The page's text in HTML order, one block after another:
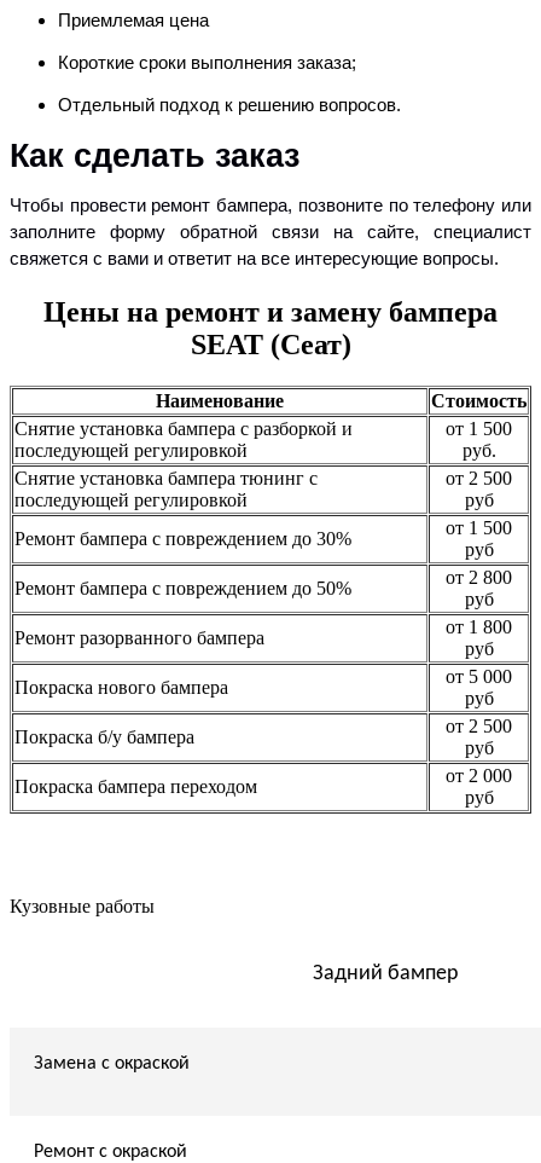
Приемлемая цена
Короткие сроки выполнения заказа;
Отдельный подход к решению вопросов.
Как сделать заказ
Чтобы провести ремонт бампера, позвоните по телефону или
заполните форму обратной связи на сайте, специалист
свяжется с вами и ответит на все интересующие вопросы.
Цены на ремонт и замену бампера
SEAT (Сеат)
Наименование
Стоимость
Снятие установка бампера с разборкой и
последующей регулировкой
от 1 500
руб.
Снятие установка бампера тюнинг с
последующей регулировкой
от 2 500
руб
Ремонт бампера с повреждением до 30%
от 1 500
руб
Ремонт бампера с повреждением до 50%
от 2 800
руб
Ремонт разорванного бампера
от 1 800
руб
Покраска нового бампера
от 5 000
руб
Покраска б/у бампера
от 2 500
руб
Покраска бампера переходом
от 2 000
руб
Кузовные работы
Задний бампер
Замена с окраской
Ремонт с окраской